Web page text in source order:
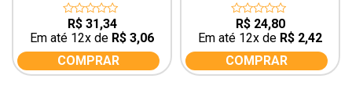
out
of
5
R$31,34
Em até 12x de R$ 3,06
COMPRAR
out
of
5
R$24,80
Em até 12x de R$ 2,42
COMPRAR